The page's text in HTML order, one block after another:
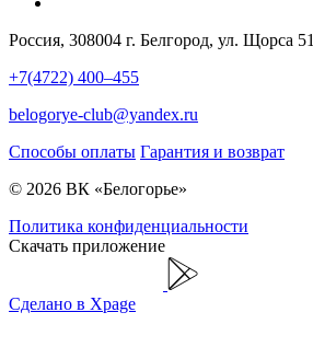
Россия, 308004 г. Белгород, ул. Щорса 51
+7(4722) 400–455
belogorye-club@yandex.ru
Способы оплаты Гарантия и возврат
© 2026 ВК «Белогорье»
Политика конфиденциальности
Скачать приложение
Сделано в Xpage